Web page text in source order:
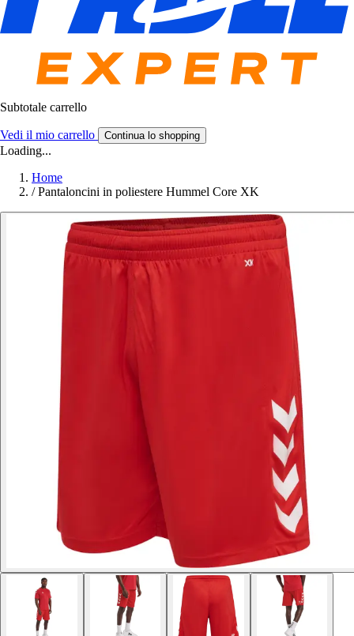
Subtotale carrello
Vedi il mio carrello Continua lo shopping
Loading...
Home
/ Pantaloncini in poliestere Hummel Core XK